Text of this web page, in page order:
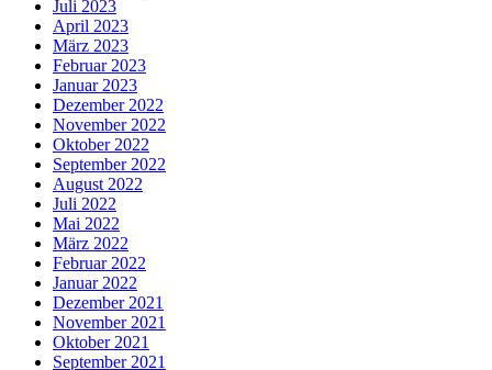
Juli 2023
April 2023
März 2023
Februar 2023
Januar 2023
Dezember 2022
November 2022
Oktober 2022
September 2022
August 2022
Juli 2022
Mai 2022
März 2022
Februar 2022
Januar 2022
Dezember 2021
November 2021
Oktober 2021
September 2021